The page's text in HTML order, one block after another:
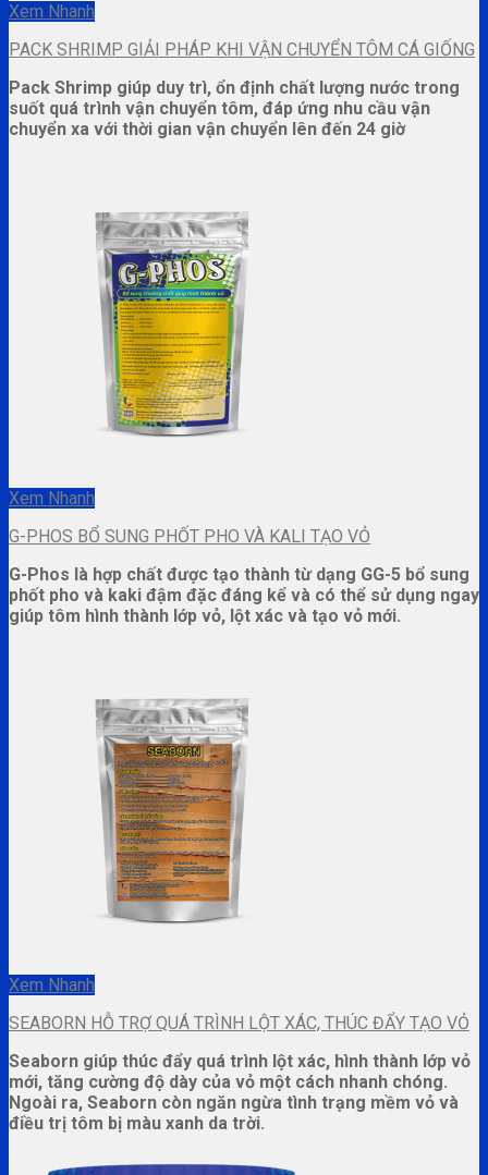
Xem Nhanh
PACK SHRIMP GIẢI PHÁP KHI VẬN CHUYỂN TÔM CÁ GIỐNG
Pack Shrimp giúp duy trì, ổn định chất lượng nước trong
suốt quá trình vận chuyển tôm, đáp ứng nhu cầu vận
chuyển xa với thời gian vận chuyển lên đến 24 giờ
Xem Nhanh
G-PHOS BỔ SUNG PHỐT PHO VÀ KALI TẠO VỎ
G-Phos là hợp chất được tạo thành từ dạng GG-5 bổ sung
phốt pho và kaki đậm đặc đáng kể và có thể sử dụng ngay
giúp tôm hình thành lớp vỏ, lột xác và tạo vỏ mới.
Xem Nhanh
SEABORN HỖ TRỢ QUÁ TRÌNH LỘT XÁC, THÚC ĐẨY TẠO VỎ
Seaborn giúp thúc đẩy quá trình lột xác, hình thành lớp vỏ
mới, tăng cường độ dày của vỏ một cách nhanh chóng.
Ngoài ra, Seaborn còn ngăn ngừa tình trạng mềm vỏ và
điều trị tôm bị màu xanh da trời.